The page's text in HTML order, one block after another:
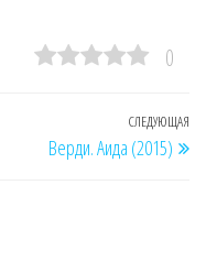
0
СЛЕДУЮЩАЯ
Верди. Аида (2015)